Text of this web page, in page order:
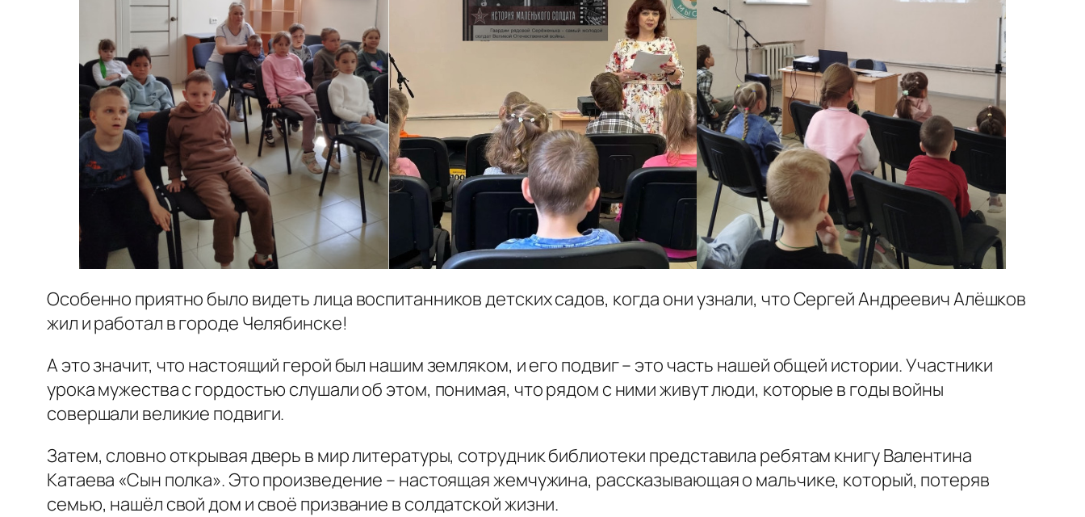
Особенно приятно было видеть лица воспитанников детских садов, когда они узнали, что Сергей Андреевич Алёшков
жил и работал в городе Челябинске!
А это значит, что настоящий герой был нашим земляком, и его подвиг – это часть нашей общей истории. Участники
урока мужества с гордостью слушали об этом, понимая, что рядом с ними живут люди, которые в годы войны
совершали великие подвиги.
Затем, словно открывая дверь в мир литературы, сотрудник библиотеки представила ребятам книгу Валентина
Катаева «Сын полка». Это произведение – настоящая жемчужина, рассказывающая о мальчике, который, потеряв
семью, нашёл свой дом и своё призвание в солдатской жизни.